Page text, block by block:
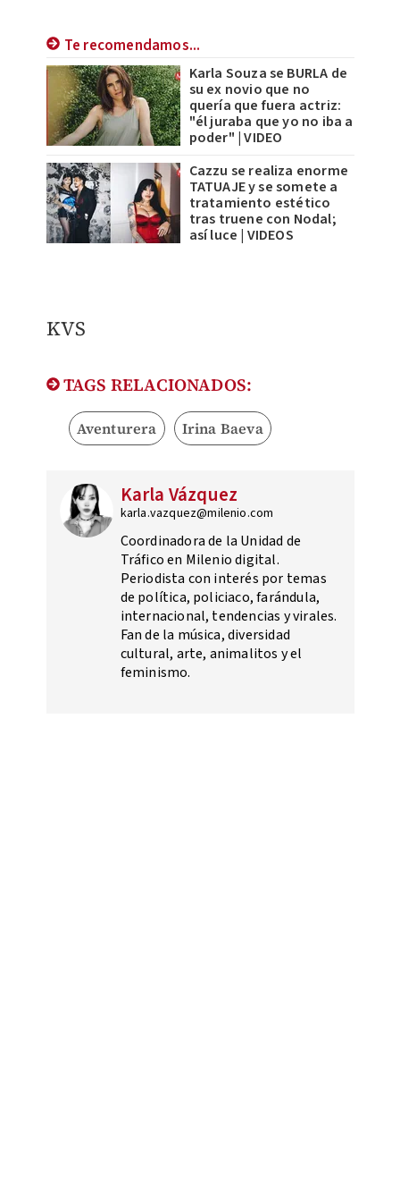
Te recomendamos...
Karla Souza se BURLA de
su ex novio que no
quería que fuera actriz:
"él juraba que yo no iba a
poder" | VIDEO
Cazzu se realiza enorme
TATUAJE y se somete a
tratamiento estético
tras truene con Nodal;
así luce | VIDEOS
KVS
TAGS RELACIONADOS:
Aventurera Irina Baeva
Karla Vázquez
karla.vazquez@milenio.com
Coordinadora de la Unidad de
Tráfico en Milenio digital.
Periodista con interés por temas
de política, policiaco, farándula,
internacional, tendencias y virales.
Fan de la música, diversidad
cultural, arte, animalitos y el
feminismo.